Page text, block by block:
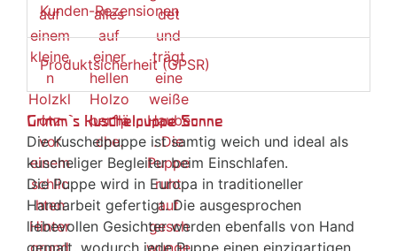
Kunden-Rezensionen
Produktsicherheit (GPSR)
Grimm`s Kuschelpuppe Sonne
Die Kuschelpuppe ist samtig weich und ideal als
kuscheliger Begleiter beim Einschlafen.
Die Puppe wird in Europa in traditioneller
Handarbeit gefertigt. Die ausgesprochen
liebevollen Gesichter werden ebenfalls von Hand